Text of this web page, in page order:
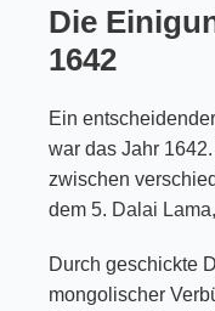
Die
1642
Ein
war das Jahr
zwischen
dem 5. Dalai Lama
Durch geschickte
mongolischer